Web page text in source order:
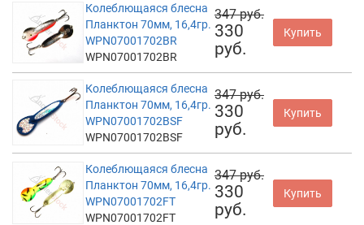
Колеблющаяся блесна
Планктон 70мм, 16,4гр.
WPN07001702BR
WPN07001702BR
347 руб.
330
руб.
Купить
Колеблющаяся блесна
Планктон 70мм, 16,4гр.
WPN07001702BSF
WPN07001702BSF
347 руб.
330
руб.
Купить
Колеблющаяся блесна
Планктон 70мм, 16,4гр.
WPN07001702FT
WPN07001702FT
347 руб.
330
руб.
Купить